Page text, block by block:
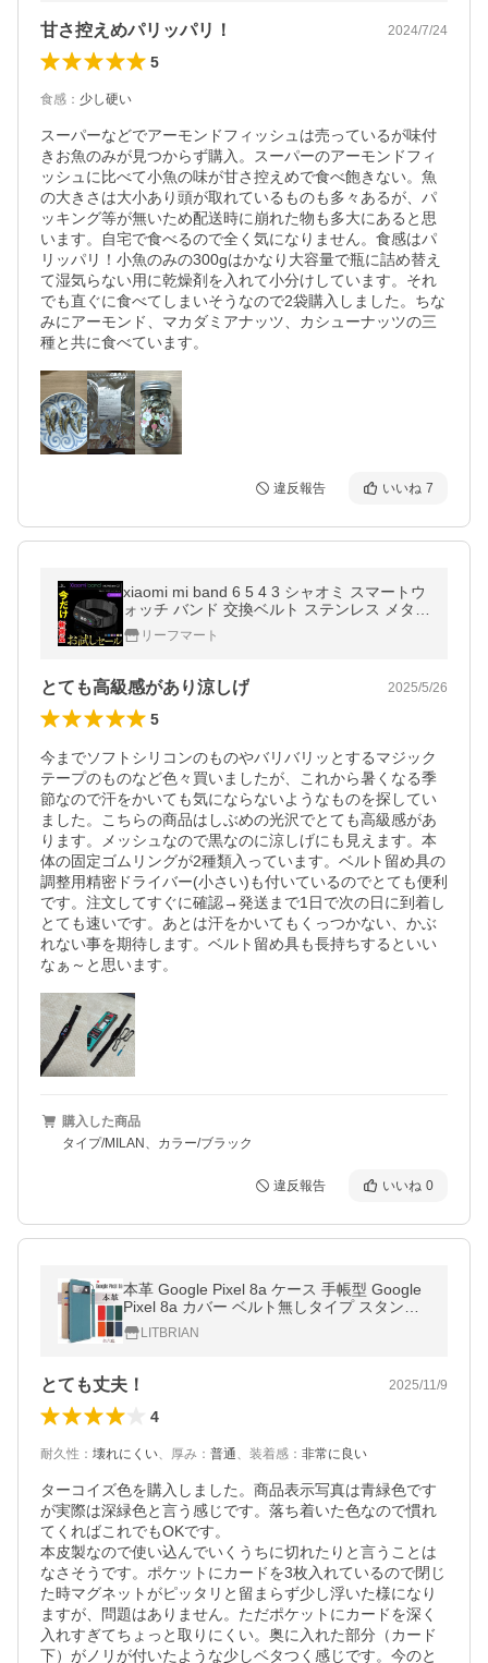
甘さ控えめパリッパリ！ 2024/7/24
5
食感 ： 少し硬い
スーパーなどでアーモンドフィッシュは売っているが味付
きお魚のみが見つからず購入。スーパーのアーモンドフィ
ッシュに比べて小魚の味が甘さ控えめで食べ飽きない。魚
の大きさは大小あり頭が取れているものも多々あるが、パ
ッキング等が無いため配送時に崩れた物も多大にあると思
います。自宅で食べるので全く気になりません。食感はパ
リッパリ！小魚のみの300gはかなり大容量で瓶に詰め替え
て湿気らない用に乾燥剤を入れて小分けしています。それ
でも直ぐに食べてしまいそうなので2袋購入しました。ちな
みにアーモンド、マカダミアナッツ、カシューナッツの三
種と共に食べています。
違反報告 いいね 7
xiaomi mi band 6 5 4 3 シャオミ スマートウ
ォッチ バンド 交換ベルト ステンレス メタル
合金 高品質 ミラネーゼループ 替えバンド 長
さ調節可能
リーフマート
とても高級感があり涼しげ 2025/5/26
5
今までソフトシリコンのものやバリバリッとするマジック
テープのものなど色々買いましたが、これから暑くなる季
節なので汗をかいても気にならないようなものを探してい
ました。こちらの商品はしぶめの光沢でとても高級感があ
ります。メッシュなので黒なのに涼しげにも見えます。本
体の固定ゴムリングが2種類入っています。ベルト留め具の
調整用精密ドライバー(小さい)も付いているのでとても便利
です。注文してすぐに確認→発送まで1日で次の日に到着し
とても速いです。あとは汗をかいてもくっつかない、かぶ
れない事を期待します。ベルト留め具も長持ちするといい
なぁ～と思います。
購入した商品
タイプ/MILAN、カラー/ブラック
違反報告 いいね 0
本革 Google Pixel 8a ケース 手帳型 Google
Pixel 8a カバー ベルト無しタイプ スタンド
機能 カード収納 ストラップ付き 爆買
LITBRIAN
とても丈夫！ 2025/11/9
4
耐久性 ： 壊れにくい、 厚み ： 普通、 装着感 ： 非常に良い
ターコイズ色を購入しました。商品表示写真は青緑色です
が実際は深緑色と言う感じです。落ち着いた色なので慣れ
てくればこれでもOKです。
本皮製なので使い込んでいくうちに切れたりと言うことは
なさそうです。ポケットにカードを3枚入れているので閉じ
た時マグネットがピッタリと留まらず少し浮いた様になり
ますが、問題はありません。ただポケットにカードを深く
入れすぎてちょっと取りにくい。奥に入れた部分（カード
下）がノリが付いたような少しベタつく感じです。今のと